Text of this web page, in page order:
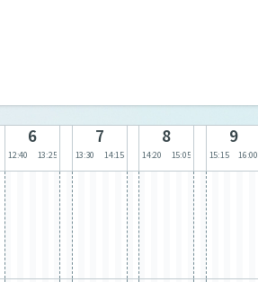
6
12:40 13:25
7
13:30 14:15
8
14:20 15:05
9
15:15 16:00